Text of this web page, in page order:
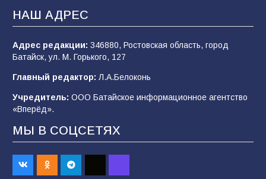
«Мобилизация или набор?» Что на самом
деле происходит в армии России в августе
«Пургу нести — не поля переходить»: почему
заявления о мобилизации — это
пропагандистский вброс
НАШ АДРЕС
Адрес редакции: 346880, Ростовская область, город
Батайск, ул. М. Горького, 127
Главный редактор: Л.А.Белоконь
Учредитель: ООО Батайское информационное агентство
«Вперёд».
МЫ В СОЦСЕТЯХ